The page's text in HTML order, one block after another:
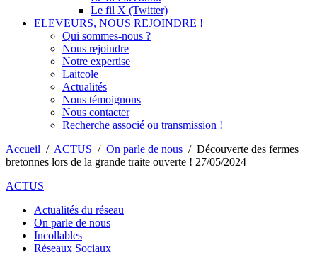
Le fil X (Twitter)
ELEVEURS, NOUS REJOINDRE !
Qui sommes-nous ?
Nous rejoindre
Notre expertise
Laitcole
Actualités
Nous témoignons
Nous contacter
Recherche associé ou transmission !
Accueil / ACTUS / On parle de nous / Découverte des fermes
bretonnes lors de la grande traite ouverte ! 27/05/2024
ACTUS
Actualités du réseau
On parle de nous
Incollables
Réseaux Sociaux